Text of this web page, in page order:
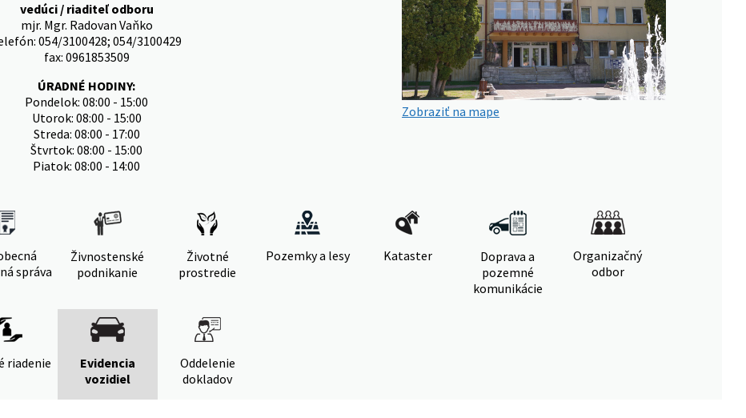
vedúci / riaditeľ odboru
mjr. Mgr. Radovan Vaňko
054/3100428; 054/3100429
fax: 0961853509
ÚRADNÉ HODINY:
Pondelok: 08:00 - 15:00
Utorok: 08:00 - 15:00
Streda: 08:00 - 17:00
Štvrtok: 08:00 - 15:00
Piatok: 08:00 - 14:00
Zobraziť na mape
správa
Živnostenské
podnikanie
Životné
prostredie
Pozemky a lesy Kataster
Doprava a
pozemné
komunikácie
Organizačný
odbor
riadenie
Evidencia
vozidiel
Oddelenie
dokladov